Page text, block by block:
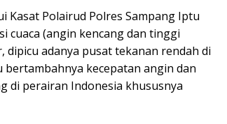
Kasat Polairud Polres Sampang Iptu
cuaca (angin kencang dan tinggi
adanya pusat tekanan rendah di
kecepatan angin dan
di perairan Indonesia khususnya